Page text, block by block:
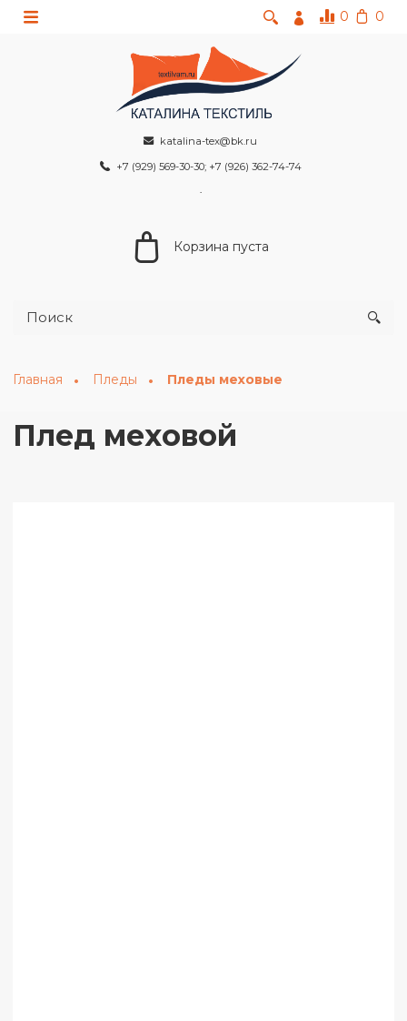
0 0
katalina-tex@bk.ru
+7 (929) 569-30-30; +7 (926) 362-74-74
Корзина пуста
Главная Пледы Пледы меховые
Плед меховой